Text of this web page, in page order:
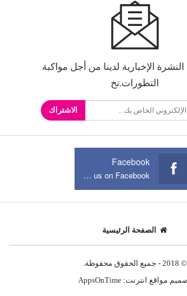
الإخبارية لدينا من أجل مواكبة
التطورات.نخ
الاشتراك
Facebook
Join us on Facebook
الصفحة الرئيسية
© 2018 - جميع الحقوق محفوظة.
مواقع انترنت: AppsOnTime